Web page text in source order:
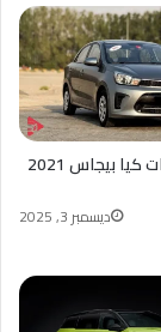
سعر ومواصفات كيا بيجاس 2021
ديسمبر 3, 2025